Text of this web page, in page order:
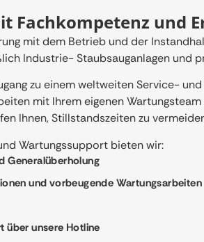
Fachkompetenz und
mit dem Betrieb und der
Industrie- Staubsauganlagen und
zu einem weltweiten Service-
mit Ihrem eigenen
Ihnen, Stillstandszeiten zu
Wartungssupport bieten wir:
Generalüberholung
und vorbeugende Wartungsarbeiten
über unsere Hotline